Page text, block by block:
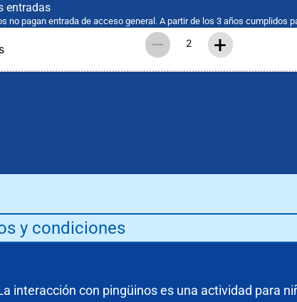
entradas
no pagan entrada de acceso general. A partir de los 3 años cumplidos
– +
y condiciones
interacción con pingüinos es una actividad para